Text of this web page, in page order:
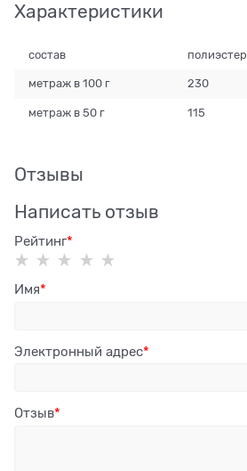
Характеристики
состав полиэстер
метраж в 100 г 230
метраж в 50 г 115
Отзывы
Написать отзыв
Рейтинг
Имя
Электронный адрес
Отзыв